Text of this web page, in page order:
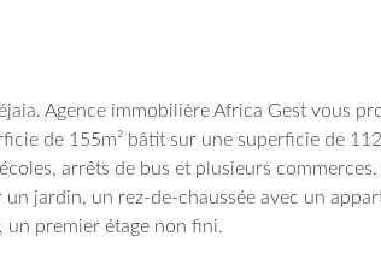
Agence immobilière Africa Gest vous
de 155m² bâtit sur une superficie de
arrêts de bus et plusieurs
un jardin, un rez-de-chaussée avec un
un premier étage non fini.